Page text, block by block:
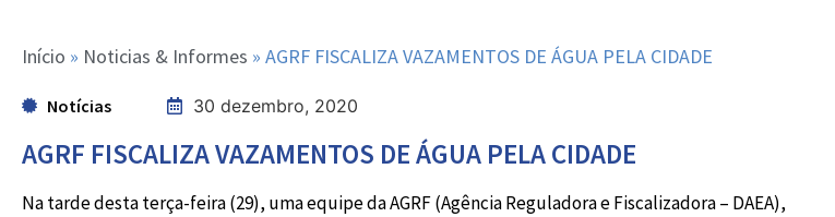
Início » Noticias & Informes » AGRF FISCALIZA VAZAMENTOS DE ÁGUA PELA CIDADE
Notícias 30 dezembro, 2020
AGRF FISCALIZA VAZAMENTOS DE ÁGUA PELA CIDADE
Na tarde desta terça-feira (29), uma equipe da AGRF (Agência Reguladora e Fiscalizadora – DAEA),